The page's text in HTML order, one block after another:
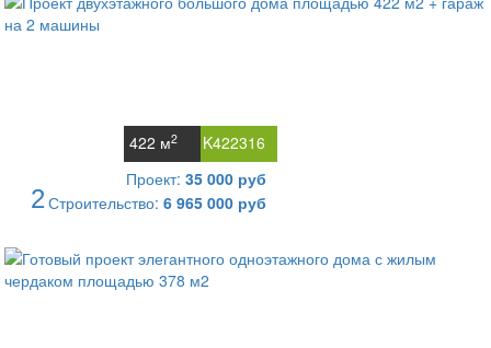
K422316
422 м2
2
Проект: 35 000 руб
Строительство: 6 965 000 руб